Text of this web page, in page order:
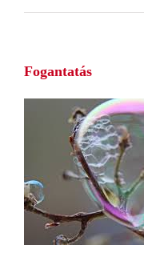
Fogantatás